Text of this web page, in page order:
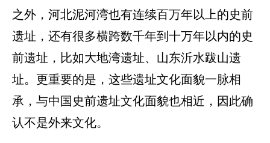
之外，河北泥河湾也有连续百万年以上的史前
遗址，还有很多横跨数千年到十万年以内的史
前遗址，比如大地湾遗址、山东沂水跋山遗
址。更重要的是，这些遗址文化面貌一脉相
承，与中国史前遗址文化面貌也相近，因此确
认不是外来文化。